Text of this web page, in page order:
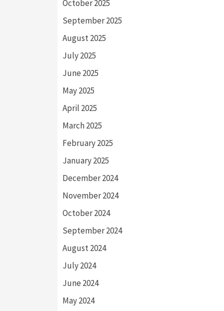
October 2025
September 2025
August 2025
July 2025
June 2025
May 2025
April 2025
March 2025
February 2025
January 2025
December 2024
November 2024
October 2024
September 2024
August 2024
July 2024
June 2024
May 2024